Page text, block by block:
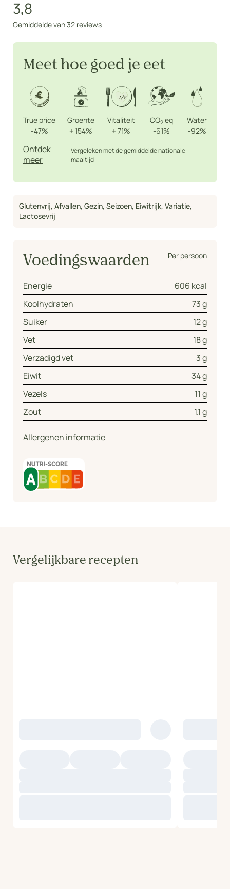
3,8
Gemiddelde van 32 reviews
Meet hoe goed je eet
True price
-47%
Groente
+ 154%
Vitaliteit
+ 71%
CO2 eq
-61%
Water
-92%
Ontdek
meer
Vergeleken met de gemiddelde nationale
maaltijd
Glutenvrij, Afvallen, Gezin, Seizoen, Eiwitrijk, Variatie,
Lactosevrij
Voedingswaarden Per persoon
Energie
606 kcal
Koolhydraten
73 g
Suiker
12 g
Vet
18 g
Verzadigd vet
3 g
Eiwit
34 g
Vezels
11 g
Zout
1.1 g
Allergenen informatie
Vergelijkbare recepten